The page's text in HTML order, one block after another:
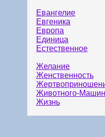
Евангелие
Евгеника
Европа
Единица
Естественное
Желание
Женственность
Животного-
Жизнь